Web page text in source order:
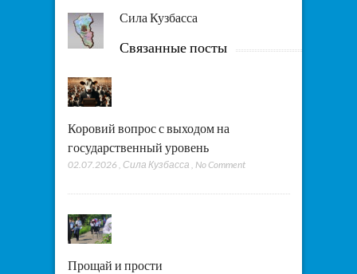
Сила Кузбасса
Связанные посты
Коровий вопрос с выходом на
государственный уровень
02.07.2026 Сила Кузбасса No Comment
Прощай и прости